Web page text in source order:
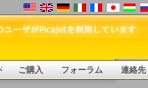
ご購入 フォーラム 連絡先